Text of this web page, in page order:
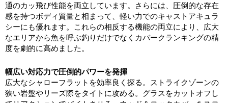
通のカッ飛び性能を両立しています。さらには、圧倒的な存在
感を持つボディ質量と相まって、軽い力でのキャストアキュラ
シーにも優れます。これらの相反する機能の両立により、広大
なエリアから魚を呼ぶ釣りだけでなくカバークランキングの精
度を劇的に高めました。
幅広い対応力で圧倒的パワーを発揮
広大なシャローフラットを効率良く探る。ストライクゾーンの
狭い岩盤やリーズ際をタイトに攻める。グラスをカットオフし